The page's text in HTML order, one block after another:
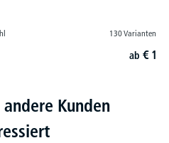
130 Varianten
ab €
Kunden